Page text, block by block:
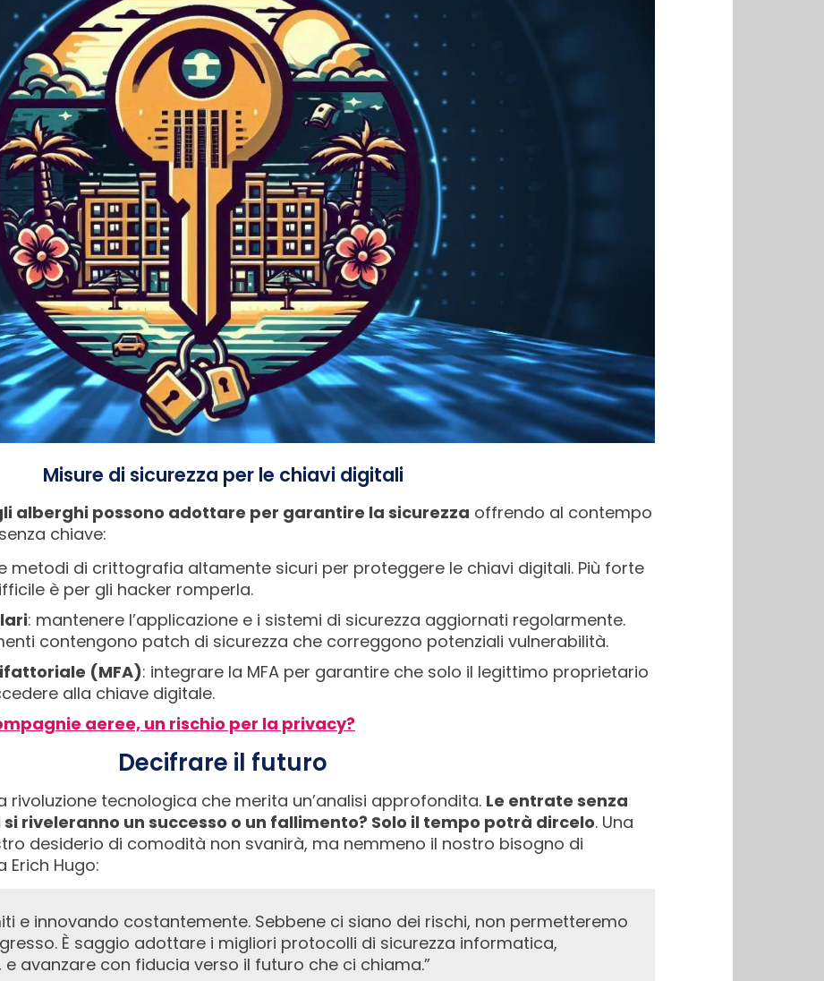
Misure di sicurezza per le chiavi digitali
alberghi possono adottare per garantire la sicurezza offrendo al contempo
chiave:
metodi di crittografia altamente sicuri per proteggere le chiavi digitali. Più forte
è per gli hacker romperla.
: mantenere l’applicazione e i sistemi di sicurezza aggiornati regolarmente.
contengono patch di sicurezza che correggono potenziali vulnerabilità.
(MFA): integrare la MFA per garantire che solo il legittimo proprietario
alla chiave digitale.
aeree, un rischio per la privacy?
Decifrare il futuro
rivoluzione tecnologica che merita un’analisi approfondita. Le entrate senza
riveleranno un successo o un fallimento? Solo il tempo potrà dircelo. Una
desiderio di comodità non svanirà, ma nemmeno il nostro bisogno di
Erich Hugo:
È saggio adottare i migliori protocolli di sicurezza informatica,
avanzare con fiducia verso il futuro che ci chiama.”